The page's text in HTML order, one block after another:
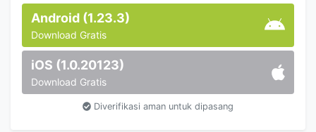
Android (1.23.3)
Download Gratis
iOS (1.0.20123)
Download Gratis
Diverifikasi aman untuk dipasang